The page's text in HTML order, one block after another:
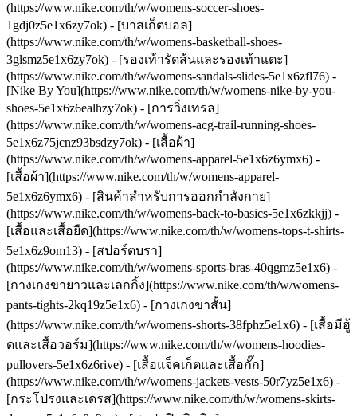
(https://www.nike.com/th/w/womens-soccer-shoes-
1gdj0z5e1x6zy7ok) - [บาสเก็ตบอล]
(https://www.nike.com/th/w/womens-basketball-shoes-
3glsmz5e1x6zy7ok) - [รองเท้ารัดส้นและรองเท้าแตะ]
(https://www.nike.com/th/w/womens-sandals-slides-5e1x6zfl76) -
[Nike By You](https://www.nike.com/th/w/womens-nike-by-you-
shoes-5e1x6z6ealhzy7ok) - [การวิ่งเทรล]
(https://www.nike.com/th/w/womens-acg-trail-running-shoes-
5e1x6z75jcnz93bsdzy7ok) - [เสื้อผ้า]
(https://www.nike.com/th/w/womens-apparel-5e1x6z6ymx6) -
[เสื้อผ้า](https://www.nike.com/th/w/womens-apparel-
5e1x6z6ymx6) - [สินค้าสำหรับการออกกำลังกาย]
(https://www.nike.com/th/w/womens-back-to-basics-5e1x6zkkjj) -
[เสื้อและเสื้อยืด](https://www.nike.com/th/w/womens-tops-t-shirts-
5e1x6z9om13) - [สปอร์ตบรา]
(https://www.nike.com/th/w/womens-sports-bras-40qgmz5e1x6) -
[กางเกงขายาวและเลกกิ้ง](https://www.nike.com/th/w/womens-
pants-tights-2kq19z5e1x6) - [กางเกงขาสั้น]
(https://www.nike.com/th/w/womens-shorts-38fphz5e1x6) - [เสื้อมีฮู้
ดและเสื้อวอร์ม](https://www.nike.com/th/w/womens-hoodies-
pullovers-5e1x6z6rive) - [เสื้อแจ็คเก็ตและเสื้อกั๊ก]
(https://www.nike.com/th/w/womens-jackets-vests-50r7yz5e1x6) -
[กระโปรงและเดรส](https://www.nike.com/th/w/womens-skirts-